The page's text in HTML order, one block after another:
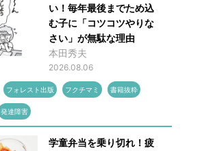
い！毎年最後までため込
む子に「コツコツやりな
さい」が無駄な理由
本田秀夫
2026.08.06
フォレスト出版 フクチマミ 書籍抜粋
発達障害
学童弁当を乗り切れ！疲